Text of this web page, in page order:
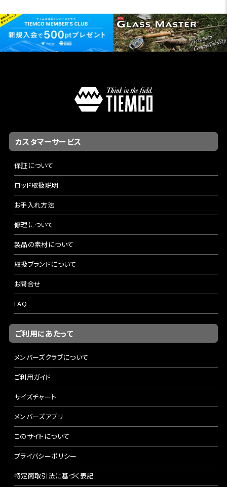
カスタマーサービス
保証について
ロッド取扱説明
お手入れ方法
修理について
製品の素材について
取扱ブランドについて
お問合せ
FAQ
ご利用にあたって
メンバーズクラブについて
ご利用ガイド
サイズチャート
メンバーズアプリ
このサイトについて
プライバシーポリシー
特定商取引法に基づく表記